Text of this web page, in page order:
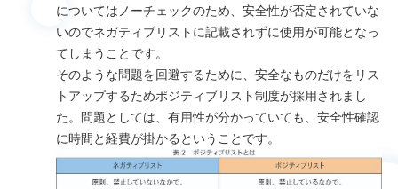
についてはノーチェックのため、安全性が否定されていな
いのでネガティブリストに記載されずに使用が可能となっ
てしまうことです。
そのような問題を回避するために、安全なものだけをリス
トアップするためポジティブリスト制度が採用されまし
た。問題としては、有用性が分かっていても、安全性確認
に時間と経費が掛かるということです。